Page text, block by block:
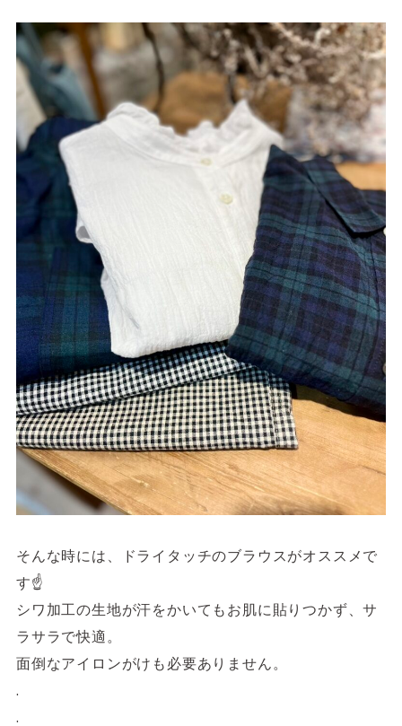
そんな時には、ドライタッチのブラウスがオススメで
す☝️
シワ加工の生地が汗をかいてもお肌に貼りつかず、サ
ラサラで快適。
面倒なアイロンがけも必要ありません。
.
.